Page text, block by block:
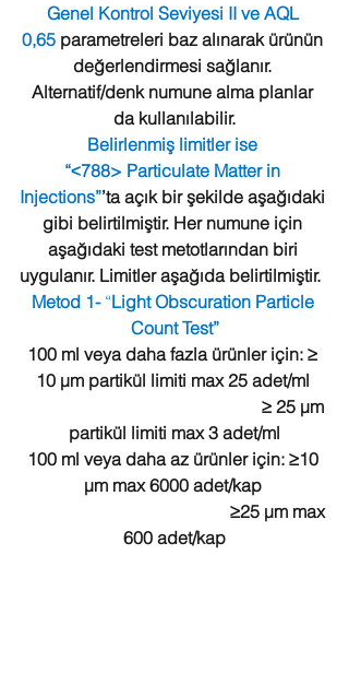
Genel Kontrol Seviyesi II ve AQL
0,65 parametreleri baz alınarak ürünün
değerlendirmesi sağlanır.
Alternatif/denk numune alma planlar
da kullanılabilir.
Belirlenmiş limitler ise
“˂788> Particulate Matter in
Injections”’ta açık bir şekilde aşağıdaki
gibi belirtilmiştir. Her numune için
aşağıdaki test metotlarından biri
uygulanır. Limitler aşağıda belirtilmiştir.
Metod 1- “Light Obscuration Particle
Count Test”
100 ml veya daha fazla ürünler için: ≥
10 µm partikül limiti max 25 adet/ml
≥ 25 µm
partikül limiti max 3 adet/ml
100 ml veya daha az ürünler için: ≥10
µm max 6000 adet/kap
≥25 µm max
600 adet/kap